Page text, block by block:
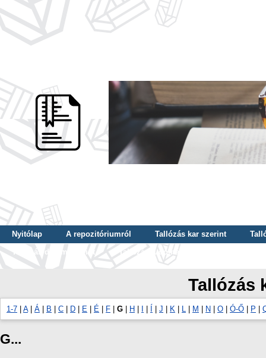
Nyitólap A repozitóriumról Tallózás kar szerint
Tallózás dátum szerint
Tallózás tudományterület szerint
Tallózás
1-7 A| Á B C D E É F G H J K L M N O Ó-Ő P
G...